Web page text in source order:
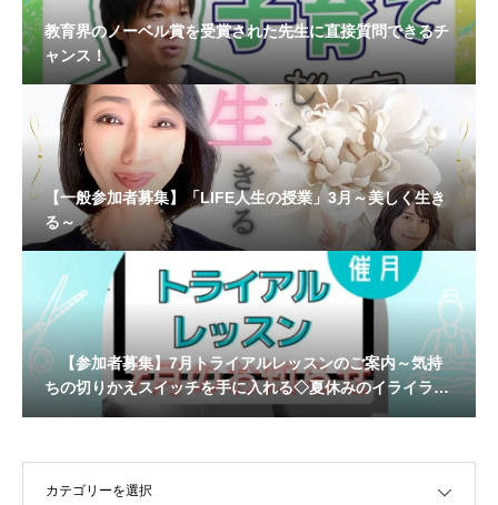
教育界のノーベル賞を受賞された先生に直接質問できるチ
ャンス！
【一般参加者募集】「LIFE人生の授業」3月～美しく生き
る～
【参加者募集】7月トライアルレッスンのご案内～気持
ちの切りかえスイッチを手に入れる◇夏休みのイライラマ
マを卒業◇〜